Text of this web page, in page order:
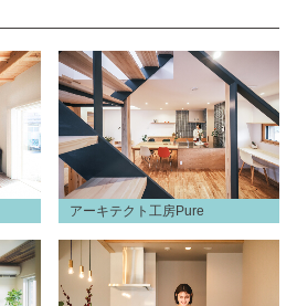
アーキテクト工房Pure